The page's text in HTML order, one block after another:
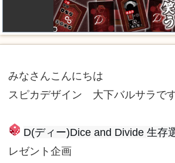
みなさんこんにちは
スピカデザイン 大下バルサラです
D(ディー)Dice and Divide 生存
レゼント企画